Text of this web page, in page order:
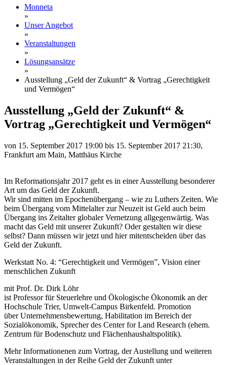
Monneta
»
Unser Angebot
»
Veranstaltungen
»
Lösungsansätze
»
Ausstellung „Geld der Zukunft“ & Vortrag „Gerechtigkeit
und Vermögen“
Ausstellung „Geld der Zukunft“ &
Vortrag „Gerechtigkeit und Vermögen“
von 15. September 2017 19:00 bis 15. September 2017 21:30,
Frankfurt am Main, Matthäus Kirche
Im Reformationsjahr 2017 geht es in einer Ausstellung besonderer
Art um das Geld der Zukunft.
Wir sind mitten im Epochenübergang – wie zu Luthers Zeiten. Wie
beim Übergang vom Mittelalter zur Neuzeit ist Geld auch beim
Übergang ins Zeitalter globaler Vernetzung allgegenwärtig. Was
macht das Geld mit unserer Zukunft? Oder gestalten wir diese
selbst? Dann müssen wir jetzt und hier mitentscheiden über das
Geld der Zukunft.
Werkstatt No. 4: “Gerechtigkeit und Vermögen”, Vision einer
menschlichen Zukunft
mit Prof. Dr. Dirk Löhr
ist Professor für Steuerlehre und Ökologische Ökonomik an der
Hochschule Trier, Umwelt-Campus Birkenfeld. Promotion
über Unternehmensbewertung, Habilitation im Bereich der
Sozialökonomik, Sprecher des Center for Land Research (ehem.
Zentrum für Bodenschutz und Flächenhaushaltspolitik).
Mehr Informationenen zum Vortrag, der Austellung und weiteren
Veranstaltungen in der Reihe Geld der Zukunft unter